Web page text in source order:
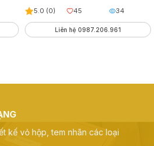
5.0 (0) 45 34
Liên hệ 0987.206.961
kế vỏ hộp, tem nhãn các loại